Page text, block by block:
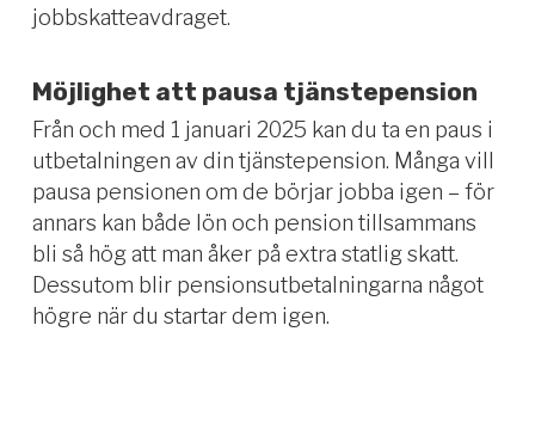
jobbskatteavdraget.
Möjlighet att pausa tjänstepension
Från och med 1 januari 2025 kan du ta en paus i
utbetalningen av din tjänstepension. Många vill
pausa pensionen om de börjar jobba igen – för
annars kan både lön och pension tillsammans
bli så hög att man åker på extra statlig skatt.
Dessutom blir pensionsutbetalningarna något
högre när du startar dem igen.